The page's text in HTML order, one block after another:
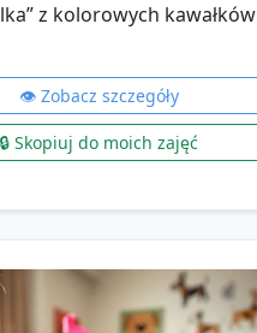
z kolorowych kawałków
👁️ Zobacz szczegóły
🔒 Skopiuj do moich zajęć